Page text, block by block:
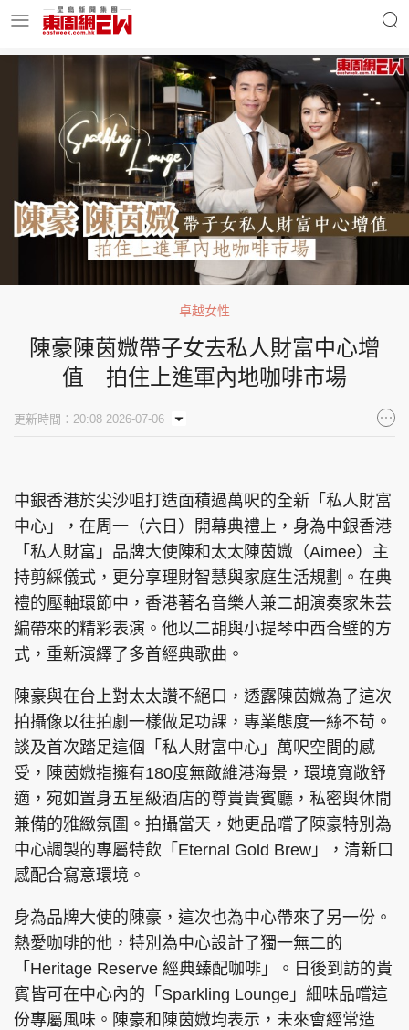
時事財經
東周Ladies 優享生活
會員活動
玄學靈異 東周專欄
東周刊 cazbuyer 東Touch
PCM 電腦廣場 星島頭條 星島日報
頭條日報 星島環球 The Standard
親子王 Oh!爸媽 JobMarket
頭條搵工 EDUPLUS
關於我們
聯絡我們 版權及免責聲明
卓越女性
陳豪陳茵媺帶子女去私人財富中心增
值 拍住上進軍內地咖啡市場
更新時間：20:08 2026-07-06
中銀香港於尖沙咀打造面積過萬呎的全新「私人財富
中心」，在周一（六日）開幕典禮上，身為中銀香港
「私人財富」品牌大使陳和太太陳茵媺（Aimee）主
持剪綵儀式，更分享理財智慧與家庭生活規劃。在典
禮的壓軸環節中，香港著名音樂人兼二胡演奏家朱芸
編帶來的精彩表演。他以二胡與小提琴中西合璧的方
式，重新演繹了多首經典歌曲。
陳豪與在台上對太太讚不絕口，透露陳茵媺為了這次
拍攝像以往拍劇一樣做足功課，專業態度一絲不苟。
談及首次踏足這個「私人財富中心」萬呎空間的感
受，陳茵媺指擁有180度無敵維港海景，環境寬敞舒
適，宛如置身五星級酒店的尊貴貴賓廳，私密與休閒
兼備的雅緻氛圍。拍攝當天，她更品嚐了陳豪特別為
中心調製的專屬特飲「Eternal Gold Brew」，清新口
感配合寫意環境。
身為品牌大使的陳豪，這次也為中心帶來了另一份。
熱愛咖啡的他，特別為中心設計了獨一無二的
「Heritage Reserve 經典臻配咖啡」。日後到訪的貴
賓皆可在中心內的「Sparkling Lounge」細味品嚐這
份專屬風味。陳豪和陳茵媺均表示，未來會經常造